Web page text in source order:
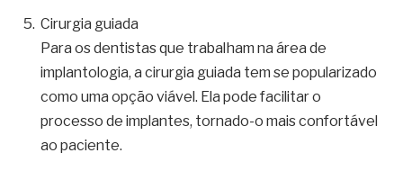
Cirurgia guiada
Para os dentistas que trabalham na área de
implantologia, a cirurgia guiada tem se popularizado
como uma opção viável. Ela pode facilitar o
processo de implantes, tornado-o mais confortável
ao paciente.